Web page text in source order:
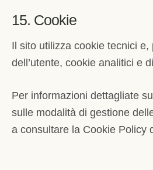
15. Cookie
Il sito utilizza cookie tecnici e,
dell’utente, cookie analitici e
Per informazioni dettagliate
sulle modalità di gestione
a consultare la Cookie Policy